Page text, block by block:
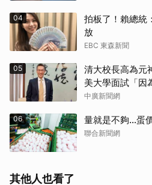
04
拍板了！賴總統
放
EBC 東森新聞
05
清大校長高為
美大學面試「因
中廣新聞網
06 量就是不夠…蛋
聯合新聞網
其他人也看了